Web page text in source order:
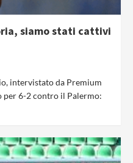
siamo stati cattivi
intervistato da Premium
per 6-2 contro il Palermo: